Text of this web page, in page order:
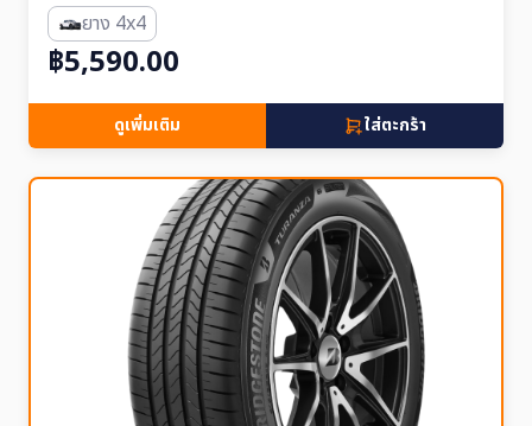
ยาง 4x4
฿5,590.00
ดูเพิ่มเติม ใส่ตะกร้า